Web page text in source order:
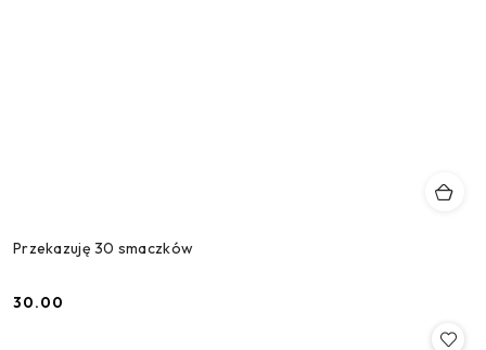
Przekazuję 30 smaczków
Cena:
30.00